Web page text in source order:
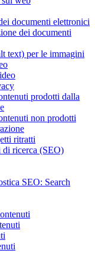
documenti elettronici
dei documenti
text) per le immagini
prodotti dalla
non prodotti
ritratti
ricerca (SEO)
SEO: Search